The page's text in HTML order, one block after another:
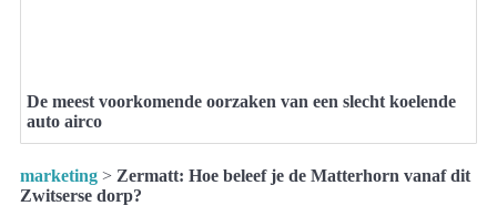
De meest voorkomende oorzaken van een slecht koelende
auto airco
marketing > Zermatt: Hoe beleef je de Matterhorn vanaf dit
Zwitserse dorp?